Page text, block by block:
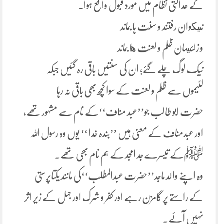
کے عدالتی نظام میں مورد قبول واقع ہوا۔
نيكوان رفتند و سنت ہا بماند
و زلئيمان ظلم و لعنت ها بماند
نیک لوگ چلے گئے؛ ان کی سنتیں باقی رہ گئیں جبکہ
لئیموں سے ظلم و لعنت کے سوا کچھ بھی باقی نہ رہا
حضرت ابو طالب جو’’عبد مناف‘‘کے نام سے مشہور تھے،
اور عبدمناف کے معنی ہیں ’’بندہ خدا ‘‘ یوں وہ رسول اللہ
ﷺکے تیسرے جد امجد کے ہم نام بھی تھے۔
وہ اپنے والد ماجد’’حضرت عبدالمطلب‘‘کی مانند یکتاپرستی
کے راستے پر گامزن رہے اور کفر و شرک اور جہل کے زیر اثر
نہیں آئے۔